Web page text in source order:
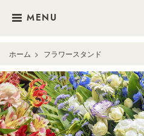
MENU
ホーム > フラワースタンド